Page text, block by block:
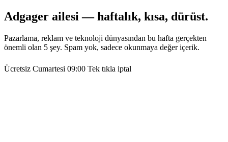
Adgager ailesi — haftalık, kısa, dürüst.
Pazarlama, reklam ve teknoloji dünyasından bu hafta gerçekten
önemli olan 5 şey. Spam yok, sadece okunmaya değer içerik.
Ücretsiz Cumartesi 09:00 Tek tıkla iptal